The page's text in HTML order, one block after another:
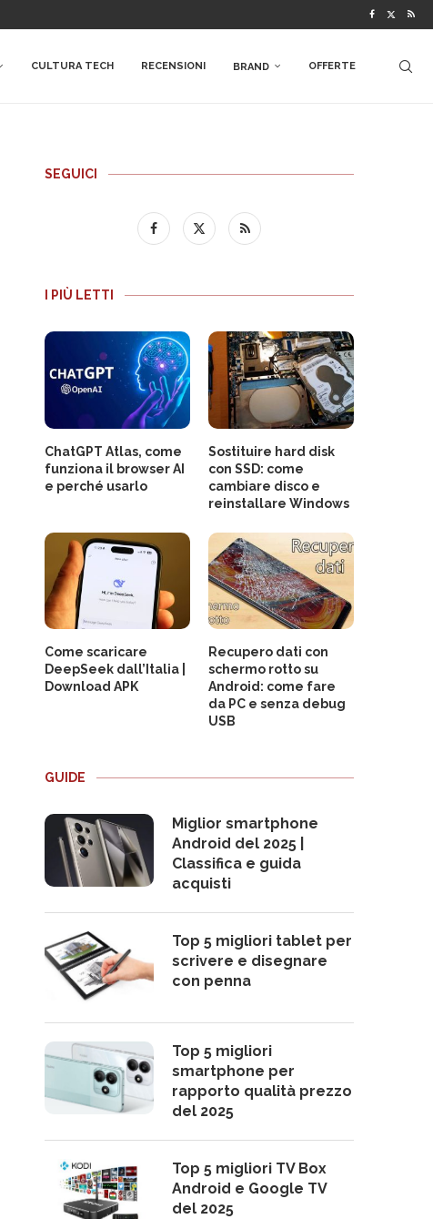
CULTURA TECH RECENSIONI BRAND OFFERTE
SEGUICI
I PIÙ LETTI
ChatGPT Atlas, come
funziona il browser AI
e perché usarlo
Sostituire hard disk
con SSD: come
cambiare disco e
reinstallare Windows
Come scaricare
DeepSeek dall’Italia |
Download APK
Recupero dati con
schermo rotto su
Android: come fare
da PC e senza debug
USB
GUIDE
Miglior smartphone
Android del 2025 |
Classifica e guida
acquisti
Top 5 migliori tablet per
scrivere e disegnare
con penna
Top 5 migliori
smartphone per
rapporto qualità prezzo
del 2025
Top 5 migliori TV Box
Android e Google TV
del 2025